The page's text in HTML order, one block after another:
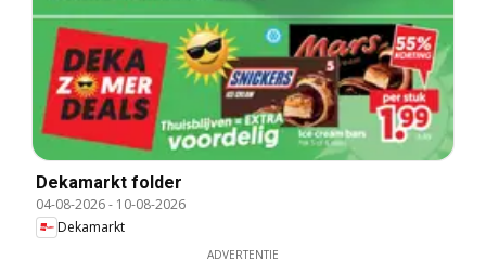
Dekamarkt folder
04-08-2026- 10-08-2026
Dekamarkt
ADVERTENTIE